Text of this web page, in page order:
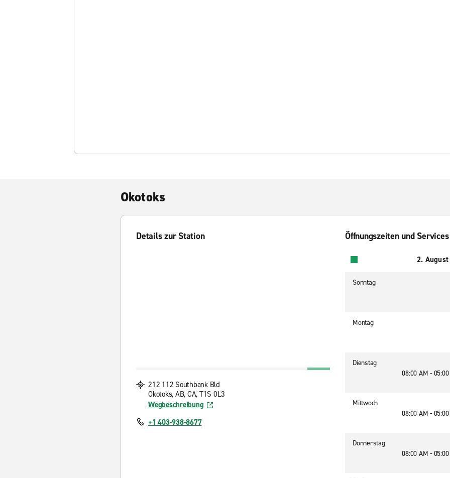
Okotoks
Details zur Station
212 112 Southbank Bld
Okotoks, AB, CA, T1S 0L3
Wegbeschreibung
+1 403-938-8677
Öffnungszeiten und Services
2.
Sonntag
Montag
Dienstag
08:00 AM -
Mittwoch
08:00 AM -
Donnerstag
08:00 AM -